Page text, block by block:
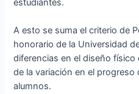
estudiantes.
A esto se suma el criterio de
honorario de la Universidad
diferencias en el diseño físico
de la variación en el progreso
alumnos.